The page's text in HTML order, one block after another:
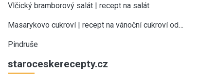
Vlčický bramborový salát | recept na salát
Masarykovo cukroví | recept na vánoční cukroví od…
Pindruše
staroceskerecepty.cz